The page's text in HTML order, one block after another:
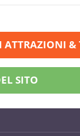
ATTRAZIONI &
SITO